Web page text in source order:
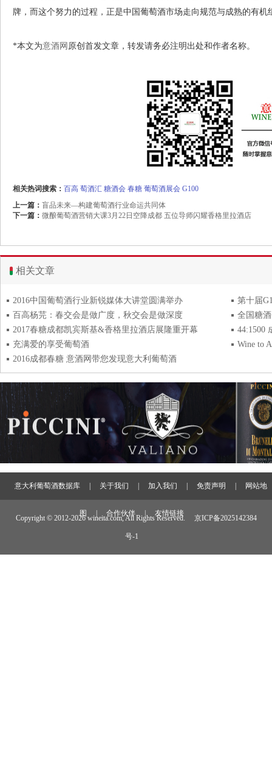
牌，而这个努力的过程，正是中国葡萄酒市场走向规范与成熟的有机
*本文为意酒网 原创首发文章，转发请务必注明出处和作者名称。
相关热词搜索： 百高 萄酒汇 糖酒会 春糖 葡萄酒展会 G100
上一篇： 盲品未来—构建葡萄酒行业命运共同体
下一篇： 微酿葡萄酒营销大课3月22日空降成都 五位导师闪耀香格里拉酒店
相关文章
2016中国葡萄酒行业新锐媒体大讲堂圆满举办
第十届
百高杨芫：春交会是做广度，秋交会是做深度
2017春糖成都凯宾斯基&香格里拉酒店展隆重开幕
44:1500
充满爱的享受葡萄酒
2016成都春糖 意酒网带您发现意大利葡萄酒
意大利葡萄酒数据库 关于我们 加入我们 免责声明 网站地
图 合作伙伴 友情链接
Copyright © 2012-2026 wineita.com, All Rights Reserved. 京ICP备2025142384
号-1